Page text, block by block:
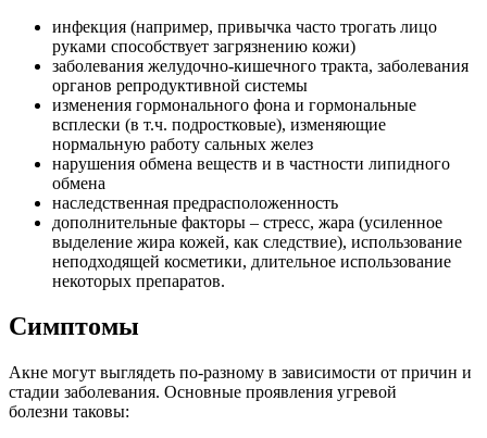
инфекция (например, привычка часто трогать лицо
руками способствует загрязнению кожи)
заболевания желудочно-кишечного тракта, заболевания
органов репродуктивной системы
изменения гормонального фона и гормональные
всплески (в т.ч. подростковые), изменяющие
нормальную работу сальных желез
нарушения обмена веществ и в частности липидного
обмена
наследственная предрасположенность
дополнительные факторы – стресс, жара (усиленное
выделение жира кожей, как следствие), использование
неподходящей косметики, длительное использование
некоторых препаратов.
Симптомы
Акне могут выглядеть по-разному в зависимости от причин и
стадии заболевания. Основные проявления угревой
болезни таковы: